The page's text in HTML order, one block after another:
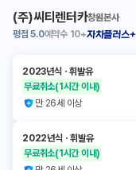
(주)씨티렌터카창원본사
평점 5.0예약수 10+자차플러스+
2023년식 ㆍ휘발유
무료취소(1시간 이내)
만 26세 이상
2022년식 ㆍ휘발유
무료취소(1시간 이내)